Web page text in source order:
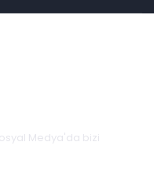
Medya'da bizi